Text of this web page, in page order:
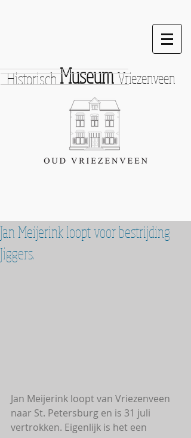
HistorischMuseumVriezenveen
Jan Meijerink loopt voor bestrijding
Jiggers.
Jan Meijerink loopt van Vriezenveen
naar St. Petersburg en is 31 juli
vertrokken. Eigenlijk is het een